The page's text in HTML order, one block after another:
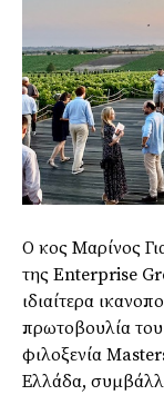
Ο κος Μαρίνος
της Enterprise
ιδιαίτερα
πρωτοβουλία
φιλοξενία
Ελλάδα,